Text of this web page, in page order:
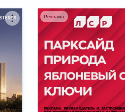
Реклама